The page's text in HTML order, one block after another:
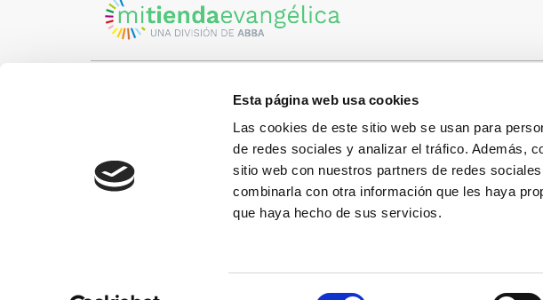
Esta página web usa cookies
Las cookies de este sitio web se usan para
de redes sociales y analizar el tráfico. Además,
sitio web con nuestros partners de redes
combinarla con otra información que les haya
que haya hecho de sus servicios.
Visita nuestra tienda
Metro: ¿Cómo llegar?
• Encants (L2) - a 1 calle
• Glòries (L1) - a 3 calles
• Sagrada Familia (L2, L5) - a 6
+34 935 32 32
¿Tienes dudas, consultas o
Llámanos y te contestaremos con
gusto.